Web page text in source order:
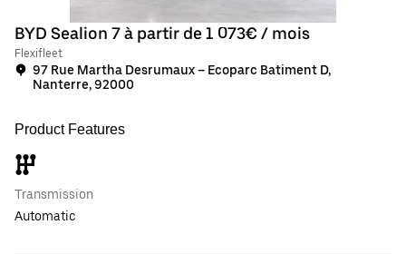
BYD Sealion 7 à partir de 1 073€ / mois
Flexifleet
97 Rue Martha Desrumaux – Ecoparc Batiment D,
Nanterre, 92000
Product Features
Transmission
Automatic